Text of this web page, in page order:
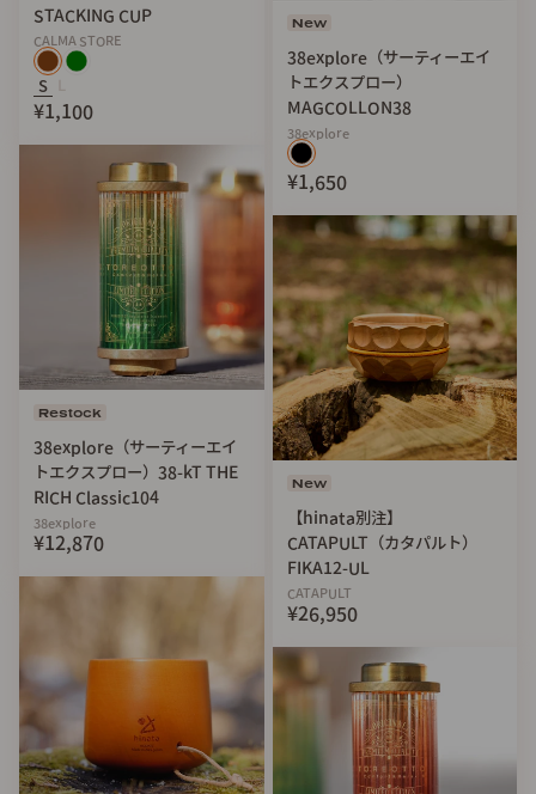
Mug Cup 350 ：￥1,650
9” Coupe Plate ：￥1,980
8” Coupe Plate ：￥1,430
6” Coupe Plate ：￥1,100
※プレートシリーズは、3サイズ2カラー展開となります。
STACKING CUP
CALMA STORE
S
¥1,100
Restock
38explore（サーティーエイ
トエクスプロー）38-kT THE
RICH Classic104
38explore
¥12,870
New
38explore（サーティーエイ
トエクスプロー）
MAGCOLLON38
38explore
¥1,650
New
【hinata別注】
CATAPULT（カタパルト）
FIKA12-UL
CATAPULT
¥26,950